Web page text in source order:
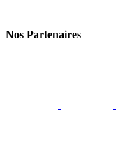
Nos Partenaires